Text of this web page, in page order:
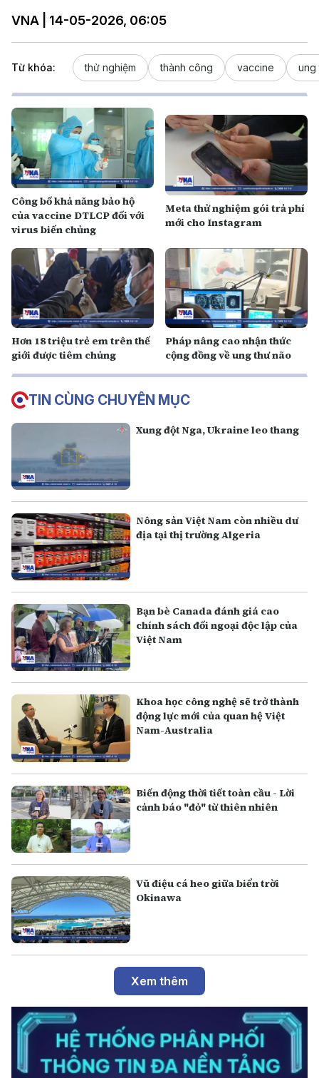
VNA | 14-05-2026, 06:05
Từ khóa: thử nghiệm thành công vaccine ung
Công bố khả năng bảo hộ
của vaccine DTLCP đối với
virus biến chủng
Meta thử nghiệm gói trả phí
mới cho Instagram
Hơn 18 triệu trẻ em trên thế
giới được tiêm chủng
Pháp nâng cao nhận thức
cộng đồng về ung thư não
TIN CÙNG CHUYÊN MỤC
Xung đột Nga, Ukraine leo thang
Nông sản Việt Nam còn nhiều dư
địa tại thị trường Algeria
Bạn bè Canada đánh giá cao
chính sách đối ngoại độc lập của
Việt Nam
Khoa học công nghệ sẽ trở thành
động lực mới của quan hệ Việt
Nam-Australia
Biến động thời tiết toàn cầu - Lời
cảnh báo "đỏ" từ thiên nhiên
Vũ điệu cá heo giữa biển trời
Okinawa
Xem thêm